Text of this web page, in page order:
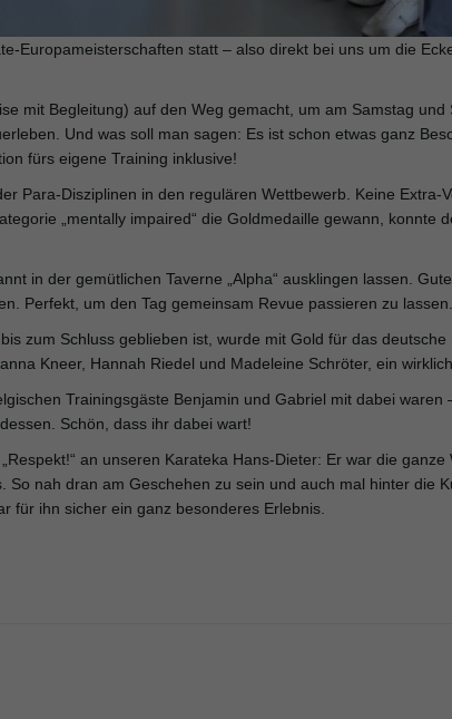
Europameisterschaften statt – also direkt bei uns um die
mit Begleitung) auf den Weg gemacht, um am Samstag und
Und was soll man sagen: Es ist schon etwas ganz
fürs eigene Training inklusive!
Para-Disziplinen in den regulären Wettbewerb. Keine Extra-
„mentally impaired“ die Goldmedaille gewann, konnte
in der gemütlichen Taverne „Alpha“ ausklingen lassen.
Perfekt, um den Tag gemeinsam Revue passieren zu lassen.
zum Schluss geblieben ist, wurde mit Gold für das deutsche
Kneer, Hannah Riedel und Madeleine Schröter, ein
Trainingsgäste Benjamin und Gabriel mit dabei waren
Schön, dass ihr dabei wart!
an unseren Karateka Hans-Dieter: Er war die ganze
So nah dran am Geschehen zu sein und auch mal hinter die
für ihn sicher ein ganz besonderes Erlebnis.